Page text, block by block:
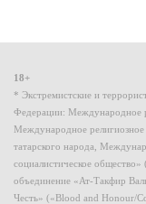
18+
* Экстремистские и
Федерации: Международное
Международное
татарского народа,
социалистическое
объединение «Ат-Такфир
Честь» («Blood and Honour/